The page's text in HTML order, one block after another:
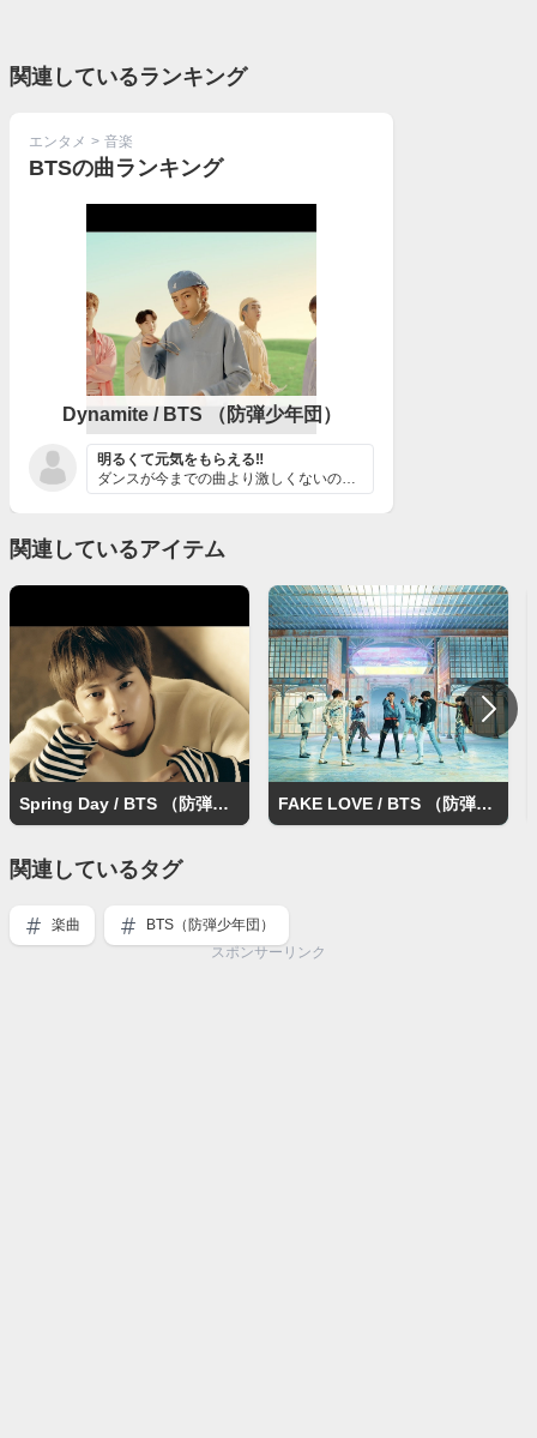
関連しているランキング
エンタメ > 音楽
BTSの曲ランキング
Dynamite / BTS （防弾少年団）
明るくて元気をもらえる‼️
ダンスが今までの曲より激しくないので、メンバーの振り付...
関連しているアイテム
Spring Day / BTS （防弾少年団） FAKE LOVE / BTS （防弾少年団）
関連しているタグ
楽曲
BTS（防弾少年団）
スポンサーリンク